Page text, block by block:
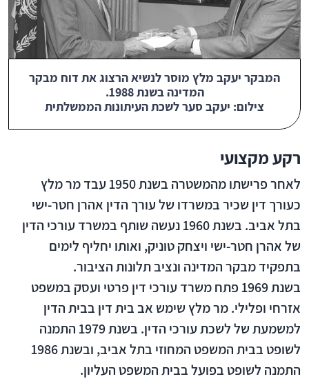
המבקר יעקב מלץ מוסר לנשיא הרצוג את דוח מבקר
המדינה בשנת 1988.
צילום: יעקב סער לשכת העיתונות הממשלתית
רקע מקצועי
לאחר פרישתו מהמשטרה בשנת 1950 עבד מר מלץ
כעורך דין שכיר במשרדו של עורך הדין אהרן חטר-ישי
בתל אביב. בשנת 1960 נעשה שותף במשרד עורכי הדין
של אהרן חטר-ישי ויצחק טוניק, ואותו יחליף לימים
בתפקיד מבקר המדינה ונציב תלונות הציבור.
בשנת 1969 פתח משרד עורכי דין פרטי ועסק במשפט
אזרחי ופלילי. מר מלץ שימש אב בית דין בבית הדין
למשמעת של לשכת עורכי הדין. בשנת 1979 התמנה
לשופט בבית המשפט המחוזי בתל אביב, ובשנת 1986
התמנה לשופט בפועל בבית המשפט העליון.